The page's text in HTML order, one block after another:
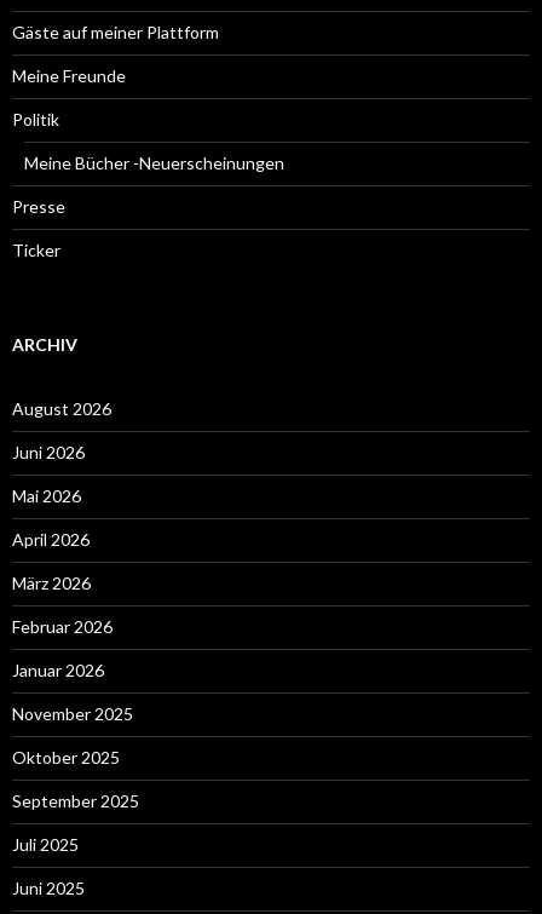
Gäste auf meiner Plattform
Meine Freunde
Politik
Meine Bücher -Neuerscheinungen
Presse
Ticker
ARCHIV
August 2026
Juni 2026
Mai 2026
April 2026
März 2026
Februar 2026
Januar 2026
November 2025
Oktober 2025
September 2025
Juli 2025
Juni 2025